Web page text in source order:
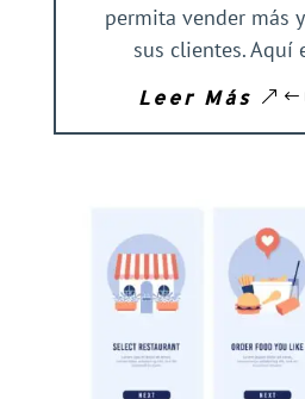
permita vender más
sus clientes. Aquí
Leer Más